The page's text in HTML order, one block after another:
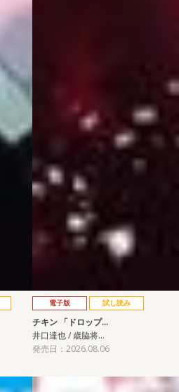
電子版 試し読み
チキン 「ドロップ…
井口達也 / 歳脇将…
発売日：2026.08.06